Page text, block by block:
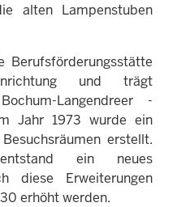
alten Lampenstuben
Berufsförderungsstätte
und trägt
Langendreer -
Jahr 1973 wurde ein
erstellt.
ein neues
diese Erweiterungen
erhöht werden.